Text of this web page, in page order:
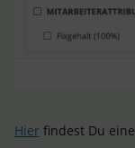
Hier findest Du